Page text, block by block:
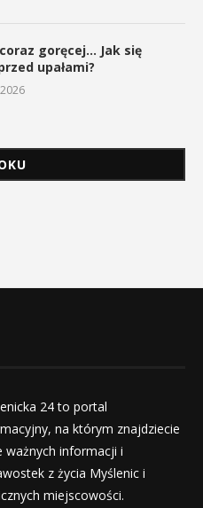
goręcej… Jak się
upałami?
24 to portal
na którym znajdziecie
ważnych informacji i
z życia Myślenic i
miejscowości.